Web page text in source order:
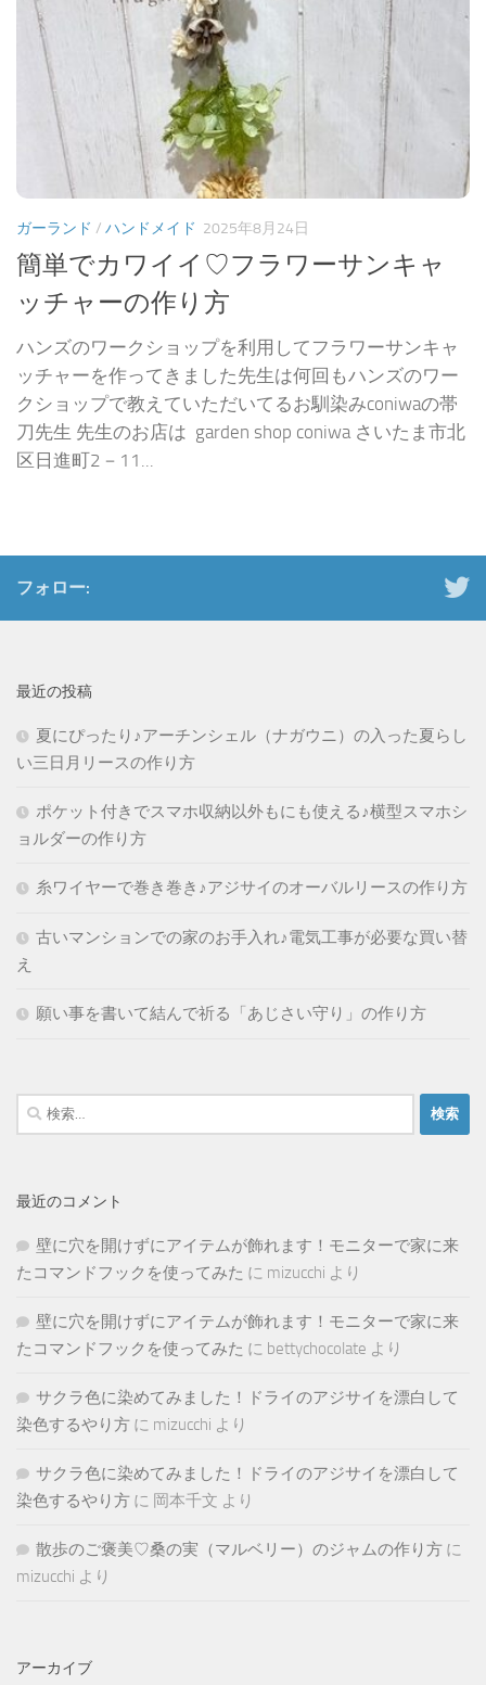
ガーランド / ハンドメイド 2025年8月24日
簡単でカワイイ♡フラワーサンキャ
ッチャーの作り方
ハンズのワークショップを利用してフラワーサンキャ
ッチャーを作ってきました先生は何回もハンズのワー
クショップで教えていただいてるお馴染みconiwaの帯
刀先生 先生のお店は garden shop coniwa さいたま市北
区日進町2－11...
フォロー:
最近の投稿
夏にぴったり♪アーチンシェル（ナガウニ）の入った夏らし
い三日月リースの作り方
ポケット付きでスマホ収納以外もにも使える♪横型スマホシ
ョルダーの作り方
糸ワイヤーで巻き巻き♪アジサイのオーバルリースの作り方
古いマンションでの家のお手入れ♪電気工事が必要な買い替
え
願い事を書いて結んで祈る「あじさい守り」の作り方
検
索:
最近のコメント
壁に穴を開けずにアイテムが飾れます！モニターで家に来
たコマンドフックを使ってみた に mizucchi より
壁に穴を開けずにアイテムが飾れます！モニターで家に来
たコマンドフックを使ってみた に bettychocolate より
サクラ色に染めてみました！ドライのアジサイを漂白して
染色するやり方 に mizucchi より
サクラ色に染めてみました！ドライのアジサイを漂白して
染色するやり方 に 岡本千文 より
散歩のご褒美♡桑の実（マルベリー）のジャムの作り方 に
mizucchi より
アーカイブ